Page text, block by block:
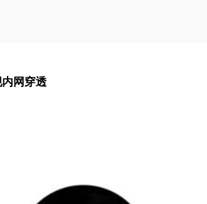
网穿透